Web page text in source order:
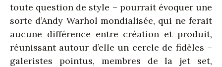
toute question de style – pourrait évoquer une
sorte d’Andy Warhol mondialisée, qui ne ferait
aucune différence entre création et produit,
réunissant autour d’elle un cercle de fidèles –
galeristes pointus, membres de la jet set,